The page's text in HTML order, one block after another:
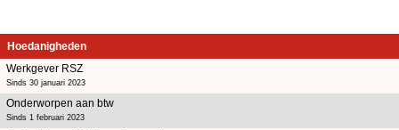
Hoedanigheden
Werkgever RSZ
Sinds 30 januari 2023
Onderworpen aan btw
Sinds 1 februari 2023